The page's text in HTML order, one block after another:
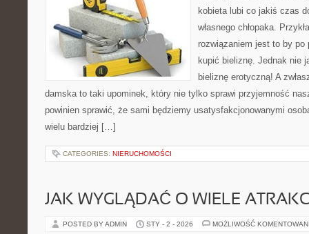
kobieta lubi co jakiś czas
własnego chłopaka.
rozwiązaniem jest to by po
kupić bieliznę. Jednak nie
bieliznę erotyczną! A
damska to taki upominek, który nie tylko sprawi przyjemność
powinien sprawić, że sami będziemy usatysfakcjonowanymi
wielu bardziej […]
CATEGORIES: NIERUCHOMOŚCI
JAK WYGLĄDAĆ O WIELE
POSTED BY ADMIN STY - 2 - 2026 MOŻLIWOŚĆ